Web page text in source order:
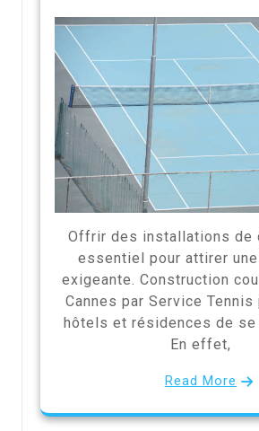
Offrir des installations de
essentiel pour attirer
exigeante. Construction
Cannes par Service Tennis
hôtels et résidences de se
En effet,
Read More